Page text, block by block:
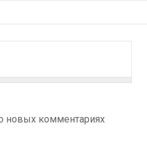
новых комментариях